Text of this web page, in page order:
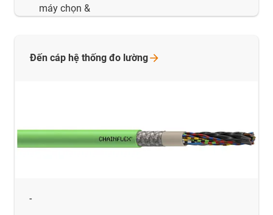
máy chọn &
-
Đến cáp hệ thống đo lường